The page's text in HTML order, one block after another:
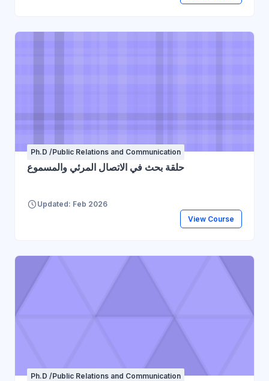
Ph.D /Public Relations and Communication
حلقة بحث في الاتصال المرئي والمسموع
Updated: Feb 2026
View Course
Ph.D /Public Relations and Communication